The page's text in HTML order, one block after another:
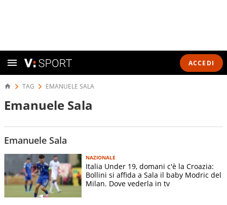
ACCEDI
TAG EMANUELE SALA
Emanuele Sala
Emanuele Sala
NAZIONALE
Italia Under 19, domani c'è la Croazia:
Bollini si affida a Sala il baby Modric del
Milan. Dove vederla in tv